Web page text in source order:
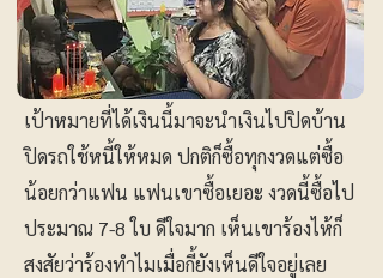
เป้าหมายที่ได้เงินนี้มาจะนำเงินไปปิดบ้าน
ปิดรถใช้หนี้ให้หมด ปกติก็ซื้อทุกงวดแต่ซื้อ
น้อยกว่าแฟน แฟนเขาซื้อเยอะ งวดนี้ซื้อไป
ประมาณ 7-8 ใบ ดีใจมาก เห็นเขาร้องไห้ก็
สงสัยว่าร้องทำไมเมื่อกี้ยังเห็นดีใจอยู่เลย